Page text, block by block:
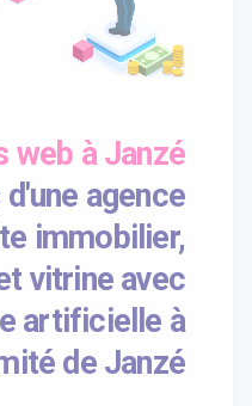
web à Janzé
agence
immobilier,
vitrine avec
artificielle à
de Janzé